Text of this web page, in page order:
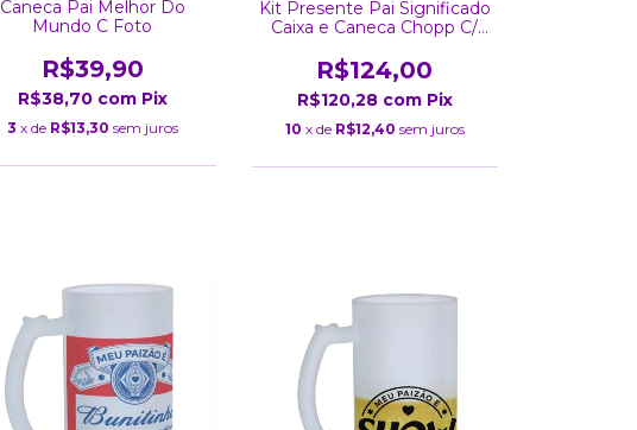
Caneca Pai Melhor Do
Mundo C Foto
R$39,90
R$38,70 com Pix
3 x de R$13,30 sem juros
Kit Presente Pai Significado
Caixa e Caneca Chopp C/
R$124,00
R$120,28 com Pix
10 x de R$12,40 sem juros